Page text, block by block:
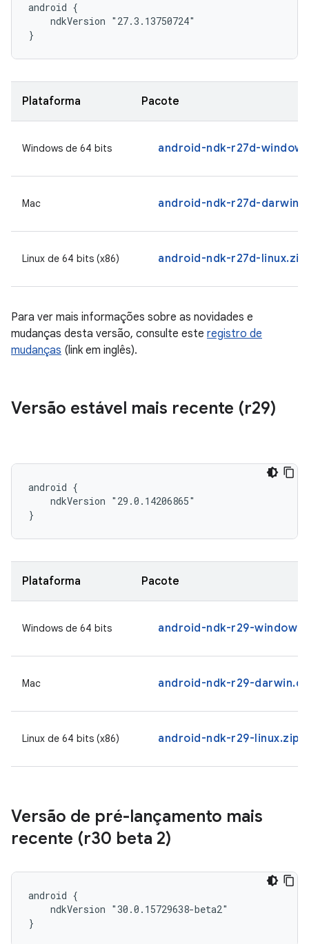
android {
    ndkVersion "27.3.13750724"
}
Plataforma Pacote
Windows de 64 bits android-ndk-r27d-
Mac android-ndk-r27d-
Linux de 64 bits (x86) android-ndk-r27d-linux.zip
Para ver mais informações sobre as novidades e
mudanças desta versão, consulte este registro de
mudanças (link em inglês).
Versão estável mais recente (r29)
android {
    ndkVersion "29.0.14206865"
}
Plataforma Pacote
Windows de 64 bits android-ndk-r29-
Mac android-ndk-r29-
Linux de 64 bits (x86) android-ndk-r29-linux.zip
Versão de pré-lançamento mais
recente (r30 beta 2)
android {
    ndkVersion "30.0.15729638-beta2"
}